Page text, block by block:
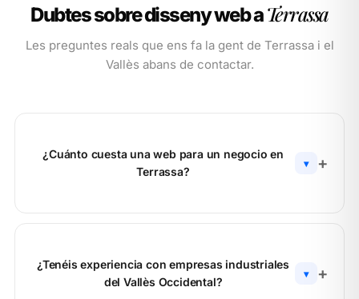
Dubtes sobre disseny web aTerrassa
Les preguntes reals que ens fa la gent de Terrassa i el
Vallès abans de contactar.
¿Cuánto cuesta una web para un negocio en
Terrassa?
▾
¿Tenéis experiencia con empresas industriales
del Vallès Occidental?
▾